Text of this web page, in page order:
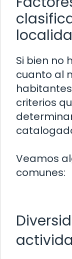
Si bien no
cuanto al
criterios
Veamos
comunes: